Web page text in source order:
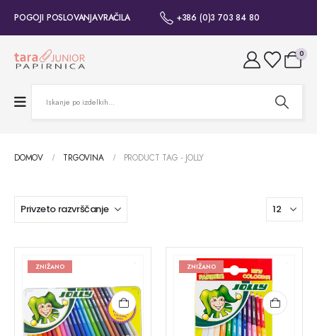
POGOJI POSLOVANJAVRAČILA +386 (0)3 703 84 80
0
DOMOV TRGOVINA PRODUCT TAG - JOLLY
ZNIŽANO ZNIŽANO